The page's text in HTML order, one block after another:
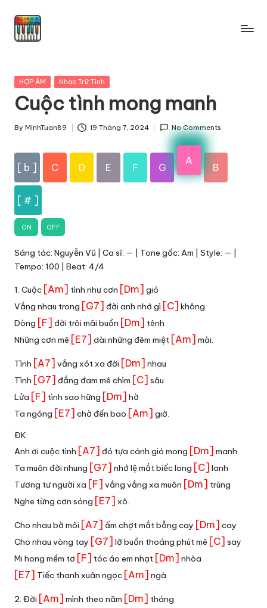
Skip
Posted
HỢP ÂM Nhạc Trữ Tình
Cuộc tình mong manh
Posted
By MinhTuan89 19 Tháng 7, 2024 No Comments
[ b ] C D E F G
A
B
[ # ]
ON OFF
Sáng tác: Nguyễn Vũ | Ca sĩ: — | Tone gốc: Am | Style: — |
Tempo: 100 | Beat: 4/4
1. Cuộc [Am] tình như cơn [Dm] gió
Vắng nhau trong [G7] đời anh nhớ gì [C] không
Dòng [F] đời trôi mãi buồn [Dm] tênh
Những cơn mê [E7] dài những đêm miệt [Am] mài.
Tình [A7] vắng xót xa đời [Dm] nhau
Tình [G7] đắng đam mê chìm [C] sâu
Lửa [F] tình sao hững [Dm] hờ
Ta ngóng [E7] chờ đến bao [Am] giờ.
ĐK:
Anh ơi cuộc tình [A7] đó tựa cánh gió mong [Dm] manh
Ta muôn đời nhung [G7] nhớ lệ mắt biếc long [C] lanh
Tương tư người xa [F] vắng vắng xa muôn [Dm] trùng
Nghe từng cơn sóng [E7] xô.
Cho nhau bờ môi [A7] ấm chợt mắt bỗng cay [Dm] cay
Cho nhau vòng tay [G7] lỡ buồn thoáng phút mê [C] say
Mi hong mềm tơ [F] tóc áo em nhạt [Dm] nhòa
[E7] Tiếc thanh xuân ngọc [Am] ngà.
2. Đời [Am] mình theo năm [Dm] tháng